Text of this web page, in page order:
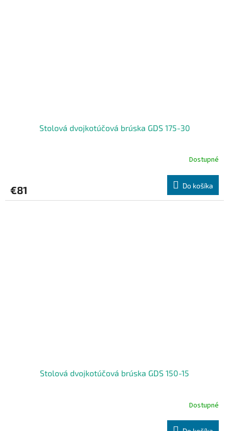
Stolová dvojkotúčová brúska GDS 175-30
Dostupné
€81 Do košíka
Stolová dvojkotúčová brúska GDS 150-15
Dostupné